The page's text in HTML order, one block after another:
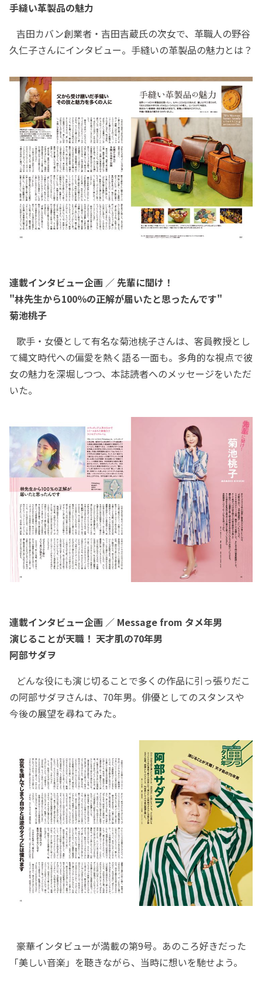
手縫い革製品の魅力
吉田カバン創業者・吉田吉蔵氏の次女で、革職人の野谷
久仁子さんにインタビュー。手縫いの革製品の魅力とは？
連載インタビュー企画 ／ 先輩に聞け！
"林先生から100％の正解が届いたと思ったんです"
菊池桃子
歌手・女優として有名な菊池桃子さんは、客員教授とし
て縄文時代への偏愛を熱く語る一面も。多角的な視点で彼
女の魅力を深堀しつつ、本誌読者へのメッセージをいただ
いた。
連載インタビュー企画 ／ Message from タメ年男
演じることが天職！ 天才肌の70年男
阿部サダヲ
どんな役にも演じ切ることで多くの作品に引っ張りだこ
の阿部サダヲさんは、70年男。俳優としてのスタンスや
今後の展望を尋ねてみた。
豪華インタビューが満載の第9号。あのころ好きだった
「美しい音楽」を聴きながら、当時に想いを馳せよう。